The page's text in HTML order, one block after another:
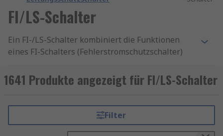
FI/LS-Schalter
Ein FI-/LS-Schalter kombiniert die Funktionen
eines FI-Schalters (Fehlerstromschutzschalter)
in einem platzsparenden Gerät. Er schützt
zuverlässig vor Fehlerströmen, Überlastungen
Personen- und Anlagensicherheit in einem
einzigen Modul. Diese Kombischalter sind ideal
1641 Produkte angezeigt für FI/LS-Schalter
Filter